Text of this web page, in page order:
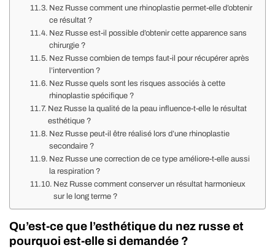
Nez Russe comment une rhinoplastie permet-elle d’obtenir
ce résultat ?
Nez Russe est-il possible d’obtenir cette apparence sans
chirurgie ?
Nez Russe combien de temps faut-il pour récupérer après
l’intervention ?
Nez Russe quels sont les risques associés à cette
rhinoplastie spécifique ?
Nez Russe la qualité de la peau influence-t-elle le résultat
esthétique ?
Nez Russe peut-il être réalisé lors d’une rhinoplastie
secondaire ?
Nez Russe une correction de ce type améliore-t-elle aussi
la respiration ?
Nez Russe comment conserver un résultat harmonieux
sur le long terme ?
Qu’est-ce que l’esthétique du nez russe et
pourquoi est-elle si demandée ?